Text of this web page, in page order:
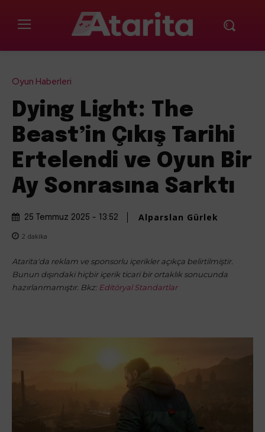
Oyun Haberleri
Dying Light: The
Beast’in Çıkış Tarihi
Ertelendi ve Oyun Bir
Ay Sonrasına Sarktı
25 Temmuz 2025 - 13:52 Alparslan Gürlek
2 dakika
Atarita'da reklam ve sponsorlu içerikler açıkça belirtilmiştir.
Bunun dışındaki hiçbir içerik ticari bir ortaklık sonucunda
hazırlanmamıştır. Bkz: Editöryal Standartlar